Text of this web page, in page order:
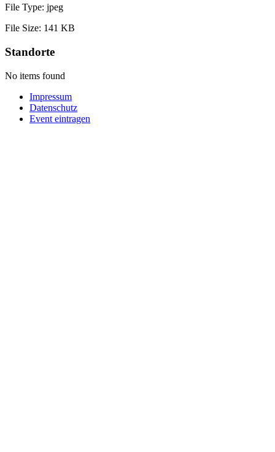
File Type: jpeg
File Size: 141 KB
Standorte
No items found
Impressum
Datenschutz
Event eintragen